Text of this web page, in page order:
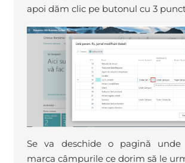
apoi dăm clic pe butonul cu 3
Se va deschide o pagină
marca câmpurile ce dorim să le